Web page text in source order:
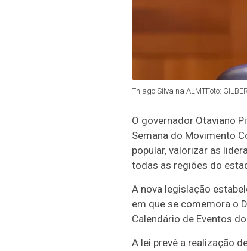
Thiago Silva na ALMTFoto:
O governador Otaviano
Semana do Movimento
popular, valorizar as
todas as regiões do
A nova legislação
em que se comemora o
Calendário de Eventos
A lei prevê a realização